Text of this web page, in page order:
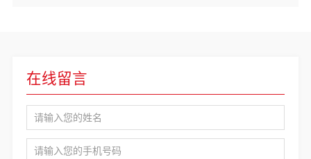
在线留言